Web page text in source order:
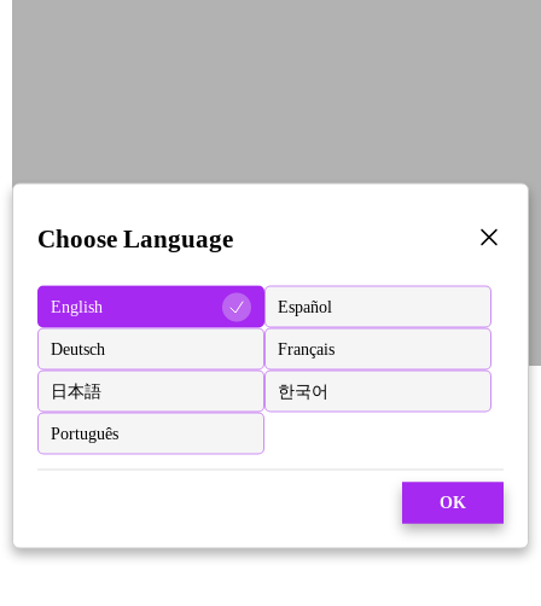
Choose Language
English Español
Deutsch Français
日本語 한국어
Português
OK